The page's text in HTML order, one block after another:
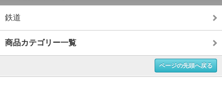
鉄道
商品カテゴリー一覧
ページの先頭へ戻る